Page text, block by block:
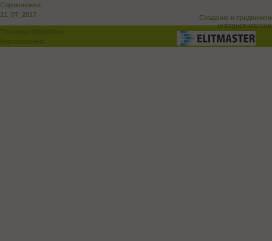
Сороконожка
21_07_2017
Создание и
интернет-